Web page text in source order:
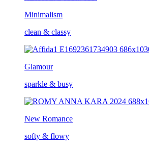
Minimalism
clean & classy
Glamour
sparkle & busy
New Romance
softy & flowy